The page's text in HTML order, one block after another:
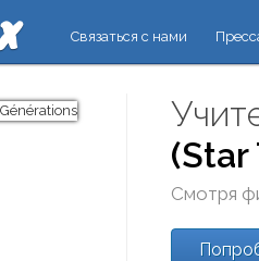
Связаться с нами
(Star
Смотря